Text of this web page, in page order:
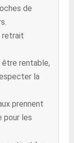
de
retrait
être rentable,
la
prennent
pour les